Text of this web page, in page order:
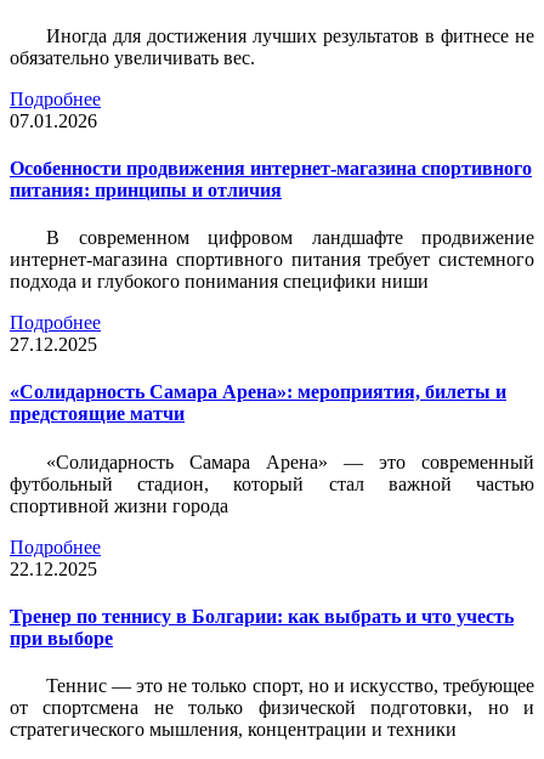
Иногда для достижения лучших результатов в фитнесе не
обязательно увеличивать вес.
Подробнее
07.01.2026
Особенности продвижения интернет-магазина спортивного
питания: принципы и отличия
В современном цифровом ландшафте продвижение
интернет-магазина спортивного питания требует системного
подхода и глубокого понимания специфики ниши
Подробнее
27.12.2025
«Солидарность Самара Арена»: мероприятия, билеты и
предстоящие матчи
«Солидарность Самара Арена» — это современный
футбольный стадион, который стал важной частью
спортивной жизни города
Подробнее
22.12.2025
Тренер по теннису в Болгарии: как выбрать и что учесть
при выборе
Теннис — это не только спорт, но и искусство, требующее
от спортсмена не только физической подготовки, но и
стратегического мышления, концентрации и техники